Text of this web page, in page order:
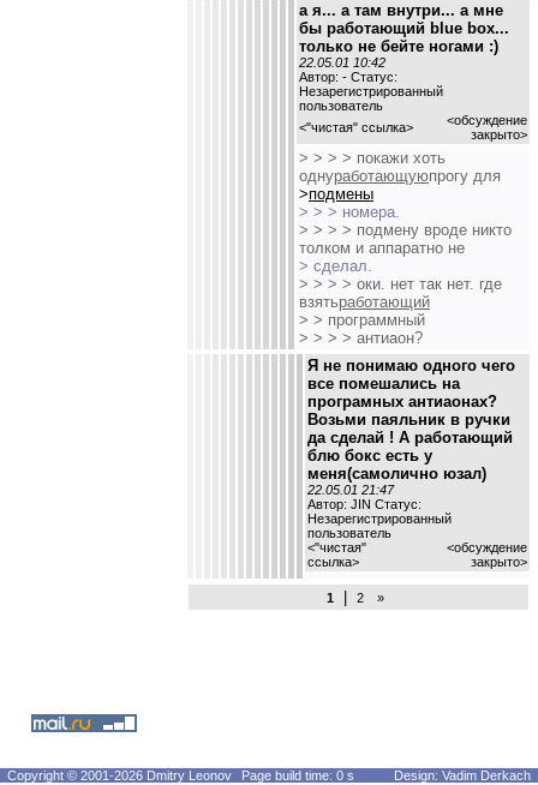
а я... а там внутри... а мне
бы работающий blue box...
только не бейте ногами :)
22.05.01 10:42
Автор: - Статус:
Незарегистрированный
пользователь
<"чистая" ссылка>
<обсуждение
закрыто>
> > > > покажи хоть
однуработающуюпрогу для
>подмены
> > > номера.
> > > > подмену вроде никто
толком и аппаратно не
> сделал.
> > > > оки. нет так нет. где
взятьработающий
> > программный
> > > > антиаон?
Я не понимаю одного чего
все помешались на
програмных антиаонах?
Возьми паяльник в ручки
да сделай ! А работающий
блю бокс есть у
меня(самолично юзал)
22.05.01 21:47
Автор: JIN Статус:
Незарегистрированный
пользователь
<"чистая"
ссылка>
<обсуждение
закрыто>
1| 2 »
Copyright © 2001-2026 Dmitry Leonov Page build time: 0 s Design: Vadim Derkach